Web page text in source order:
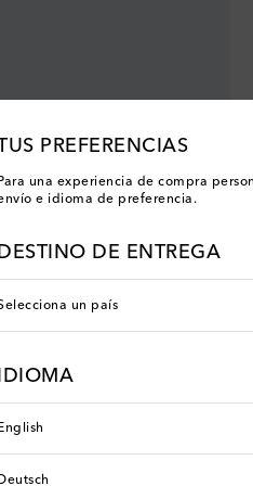
PREFERENCIAS
Para una experiencia de compra
e idioma de preferencia.
DESTINO DE ENTREGA
un país
IDIOMA
English
Deutsch